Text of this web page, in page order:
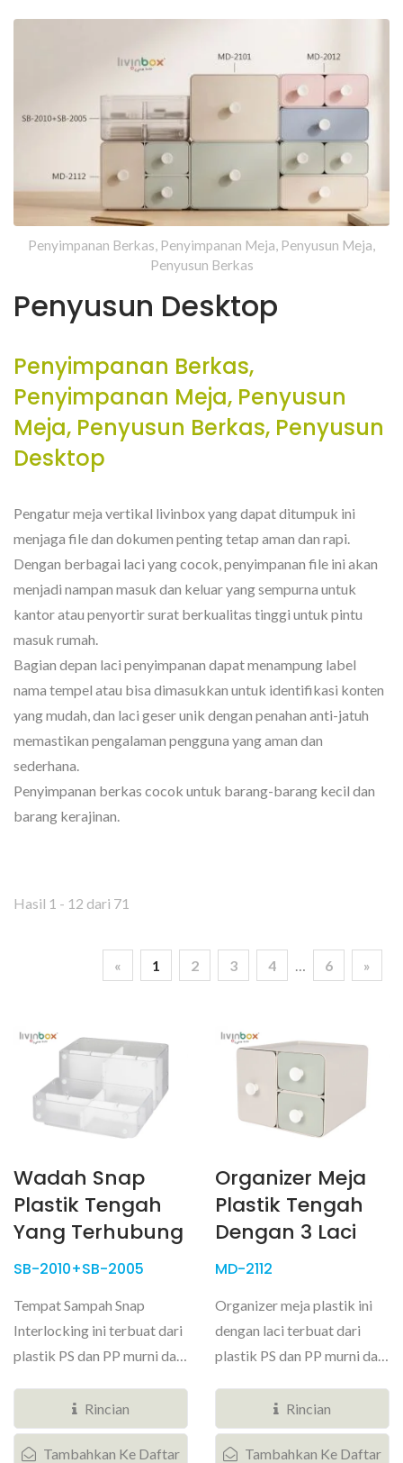
Penyimpanan Berkas, Penyimpanan Meja, Penyusun Meja,
Penyusun Berkas
Penyusun Desktop
Penyimpanan Berkas,
Penyimpanan Meja, Penyusun
Meja, Penyusun Berkas, Penyusun
Desktop
Pengatur meja vertikal livinbox yang dapat ditumpuk ini
menjaga file dan dokumen penting tetap aman dan rapi.
Dengan berbagai laci yang cocok, penyimpanan file ini akan
menjadi nampan masuk dan keluar yang sempurna untuk
kantor atau penyortir surat berkualitas tinggi untuk pintu
masuk rumah.
Bagian depan laci penyimpanan dapat menampung label
nama tempel atau bisa dimasukkan untuk identifikasi konten
yang mudah, dan laci geser unik dengan penahan anti-jatuh
memastikan pengalaman pengguna yang aman dan
sederhana.
Penyimpanan berkas cocok untuk barang-barang kecil dan
barang kerajinan.
Hasil 1 - 12 dari 71
« 1 2 3 4 … 6 »
Wadah Snap
Plastik Tengah
Yang Terhubung
SB-2010+SB-2005
Tempat Sampah Snap
Interlocking ini terbuat dari
plastik PS dan PP murni dan
Rincian
Tambahkan Ke Daftar
Organizer Meja
Plastik Tengah
Dengan 3 Laci
MD-2112
Organizer meja plastik ini
dengan laci terbuat dari
plastik PS dan PP murni dan
Rincian
Tambahkan Ke Daftar